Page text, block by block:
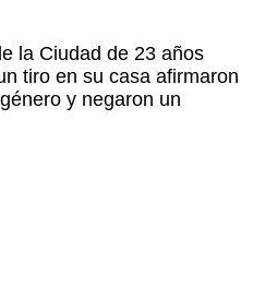
la Ciudad de 23 años
tiro en su casa afirmaron
y negaron un